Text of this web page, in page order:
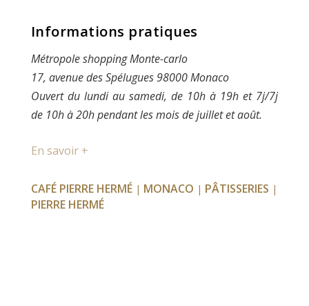
Informations pratiques
Métropole shopping Monte-carlo
17, avenue des Spélugues 98000 Monaco
Ouvert du lundi au samedi, de 10h à 19h et 7j/7j
de 10h à 20h pendant les mois de juillet et août.
En savoir +
CAFÉ PIERRE HERMÉ| MONACO | PÂTISSERIES |
PIERRE HERMÉ